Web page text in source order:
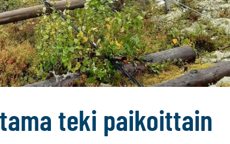
teki paikoittain